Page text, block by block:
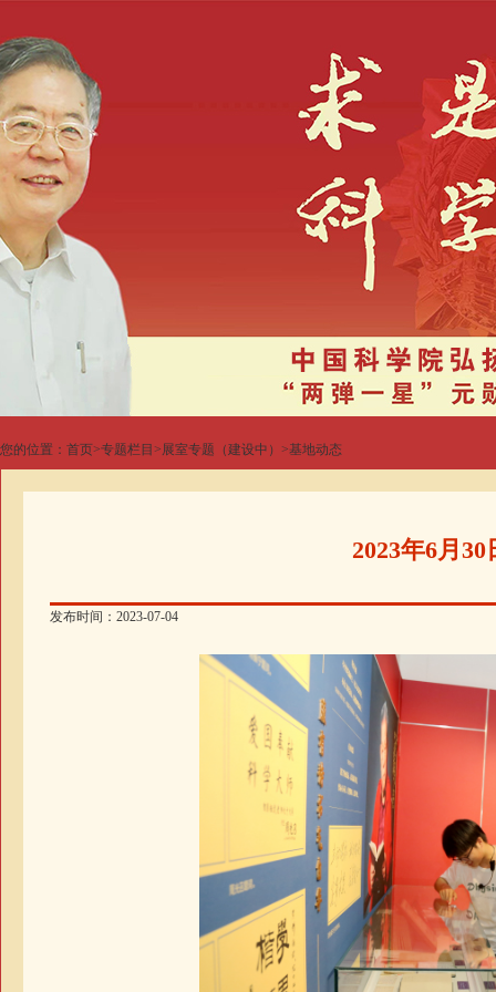
您的位置： 首页>专题栏目 >展室专题（建设中） >基地动态
2023年6月
发布时间：2023-07-04